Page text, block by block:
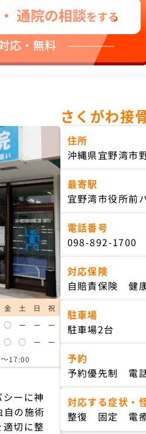
さくがわ接
金 土 日
祝
◯ ー ー
ー
◯ ◯ ー
ー
17:00
ーに神
自の施術
切に整
住所
沖縄県宜野湾市
最寄駅
宜野湾市役所前
電話番号
098-892-1700
対応保険
自賠責保険 健
駐車場
駐車場2台
予約
予約優先制 電
対応する症状・
整復 固定 電